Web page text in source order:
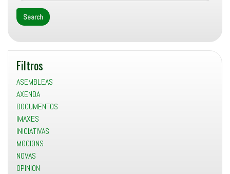
valor
do
do
Bravo
Filtros
ASEMBLEAS
AXENDA
DOCUMENTOS
IMAXES
INICIATIVAS
MOCIONS
NOVAS
OPINION